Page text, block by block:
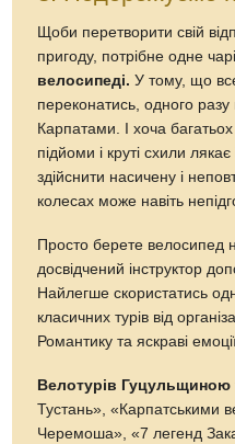
Щоби перетворити свій
пригоду, потрібне одне
велосипеді. У тому, що
переконатись, одного
Карпатами. І хоча
підйоми і круті схили
здійснити насичену і
колесах може навіть
Просто берете велосипед
досвідчений інструктор
Найлегше скористатись
класичних турів від
Романтику та яскраві
Велотурів Гуцульщиною
Тустань», «Карпатськими
Черемоша», «7 легенд